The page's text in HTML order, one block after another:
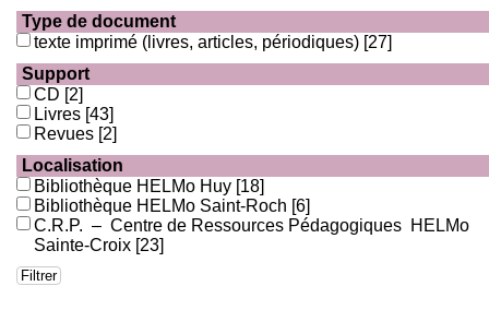
Type de document
texte imprimé (livres, articles, périodiques) [27]
Support
CD [2]
Livres [43]
Revues [2]
Localisation
Bibliothèque HELMo Huy [18]
Bibliothèque HELMo Saint-Roch [6]
C.R.P. – Centre de Ressources Pédagogiques HELMo
Sainte-Croix [23]